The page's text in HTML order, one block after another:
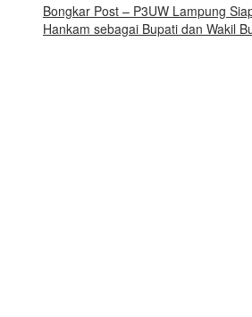
Bongkar Post – P3UW Lampung
Hankam sebagai Bupati dan Wakil